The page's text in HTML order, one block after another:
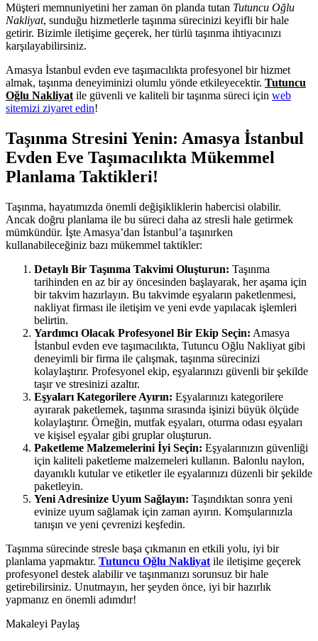
Müşteri memnuniyetini her zaman ön planda tutan Tutuncu Oğlu
Nakliyat, sunduğu hizmetlerle taşınma sürecinizi keyifli bir hale
getirir. Bizimle iletişime geçerek, her türlü taşınma ihtiyacınızı
karşılayabilirsiniz.
Amasya İstanbul evden eve taşımacılıkta profesyonel bir hizmet
almak, taşınma deneyiminizi olumlu yönde etkileyecektir. Tutuncu
Oğlu Nakliyat ile güvenli ve kaliteli bir taşınma süreci için web
sitemizi ziyaret edin!
Taşınma Stresini Yenin: Amasya İstanbul
Evden Eve Taşımacılıkta Mükemmel
Planlama Taktikleri!
Taşınma, hayatımızda önemli değişikliklerin habercisi olabilir.
Ancak doğru planlama ile bu süreci daha az stresli hale getirmek
mümkündür. İşte Amasya’dan İstanbul’a taşınırken
kullanabileceğiniz bazı mükemmel taktikler:
Detaylı Bir Taşınma Takvimi Oluşturun: Taşınma
tarihinden en az bir ay öncesinden başlayarak, her aşama için
bir takvim hazırlayın. Bu takvimde eşyaların paketlenmesi,
nakliyat firması ile iletişim ve yeni evde yapılacak işlemleri
belirtin.
Yardımcı Olacak Profesyonel Bir Ekip Seçin: Amasya
İstanbul evden eve taşımacılıkta, Tutuncu Oğlu Nakliyat gibi
deneyimli bir firma ile çalışmak, taşınma sürecinizi
kolaylaştırır. Profesyonel ekip, eşyalarınızı güvenli bir şekilde
taşır ve stresinizi azaltır.
Eşyaları Kategorilere Ayırın: Eşyalarınızı kategorilere
ayırarak paketlemek, taşınma sırasında işinizi büyük ölçüde
kolaylaştırır. Örneğin, mutfak eşyaları, oturma odası eşyaları
ve kişisel eşyalar gibi gruplar oluşturun.
Paketleme Malzemelerini İyi Seçin: Eşyalarınızın güvenliği
için kaliteli paketleme malzemeleri kullanın. Balonlu naylon,
dayanıklı kutular ve etiketler ile eşyalarınızı düzenli bir şekilde
paketleyin.
Yeni Adresinize Uyum Sağlayın: Taşındıktan sonra yeni
evinize uyum sağlamak için zaman ayırın. Komşularınızla
tanışın ve yeni çevrenizi keşfedin.
Taşınma sürecinde stresle başa çıkmanın en etkili yolu, iyi bir
planlama yapmaktır. Tutuncu Oğlu Nakliyat ile iletişime geçerek
profesyonel destek alabilir ve taşınmanızı sorunsuz bir hale
getirebilirsiniz. Unutmayın, her şeyden önce, iyi bir hazırlık
yapmanız en önemli adımdır!
Makaleyi Paylaş